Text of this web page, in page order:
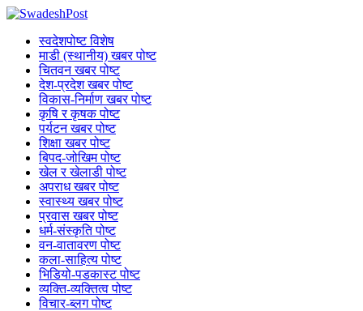
स्वदेशपोष्ट विशेष
माडी (स्थानीय) खबर पोष्ट
चितवन खबर पोष्ट
देश-प्रदेश खबर पोष्ट
विकास-निर्माण खबर पोष्ट
कृषि र कृषक पोष्ट
पर्यटन खबर पोष्ट
शिक्षा खबर पोष्ट
बिपद-जोखिम पोष्ट
खेल र खेलाडी पोष्ट
अपराध खबर पोष्ट
स्वास्थ्य खबर पोष्ट
प्रवास खबर पोष्ट
धर्म-संस्कृति पोष्ट
वन-वातावरण पोष्ट
कला-साहित्य पोष्ट
भिडियो-पडकास्ट पोष्ट
व्यक्ति-व्यक्तित्व पोष्ट
विचार-ब्लग पोष्ट